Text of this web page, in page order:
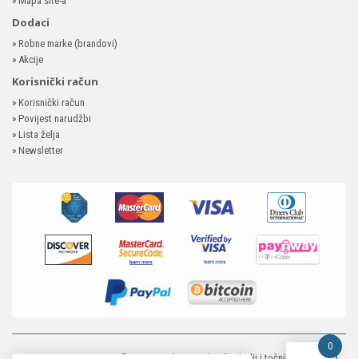
Dodaci
» Robne marke (brandovi)
» Akcije
Korisnički račun
» Korisnički račun
» Povijest narudžbi
» Lista želja
» Newsletter
0